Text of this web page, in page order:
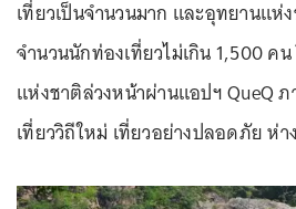
เที่ยวเป็นจำนวนมาก และอุทยานแ
จำนวนนักท่องเที่ยวไม่เกิน 1,500 ค
แห่งชาติล่วงหน้าผ่านแอปฯ QueQ
เที่ยววิถีใหม่ เที่ยวอย่างปลอดภัย ห่า